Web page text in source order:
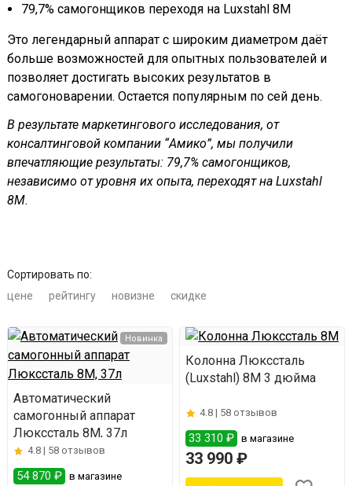
79,7% самогонщиков переходя на Luxstahl 8M
Это легендарный аппарат с широким диаметром даёт
больше возможностей для опытных пользователей и
позволяет достигать высоких результатов в
самогоноварении. Остается популярным по сей день.
В результате маркетингового исследования, от
консалтинговой компании “Амико”, мы получили
впечатляющие результаты: 79,7% самогонщиков,
независимо от уровня их опыта, переходят на Luxstahl
8M.
Сортировать по:
цене
рейтингу новизне скидке
Новинка
Автоматический
самогонный аппарат
Люкссталь 8М, 37л
4.8 | 58 отзывов
54 870 ₽ в магазине
Колонна Люкссталь
(Luxstahl) 8М 3 дюйма
4.8 | 58 отзывов
33 310 ₽ в магазине
33 990 ₽